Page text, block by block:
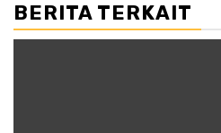
BERITA TERKAIT